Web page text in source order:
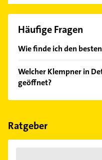
Häufige Fragen
Wie finde ich den
Kundenmeinungen und
Empfehlungen. Die
einfach nach
Welcher Klempner in
geöffnet?
Im Anbieter-Bereich
Feiertagen abweichen
Ratgeber